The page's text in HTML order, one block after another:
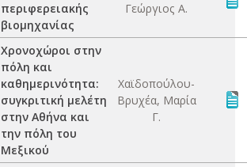
περιφερειακής
βιομηχανίας
Γεώργιος Α.
Χρονοχώροι στην
πόλη και
καθημερινότητα:
συγκριτική μελέτη
στην Αθήνα και
την πόλη του
Μεξικού
Χαϊδοπούλου-
Βρυχέα, Μαρία
Γ.